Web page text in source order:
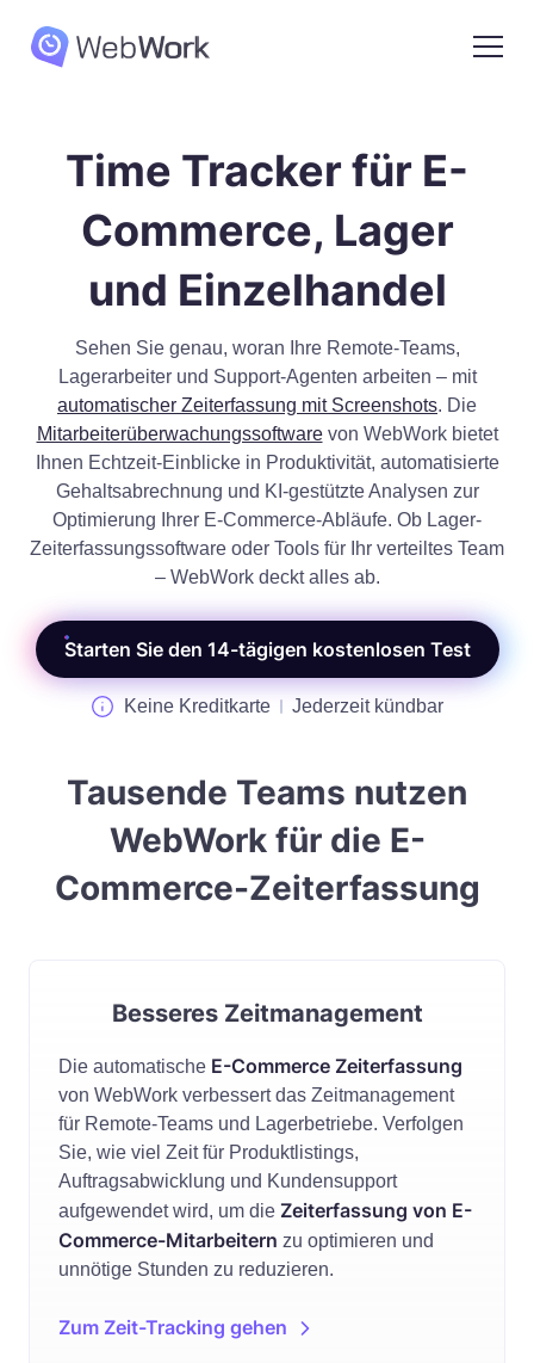
Time Tracker für E-
Commerce, Lager
und Einzelhandel
Sehen Sie genau, woran Ihre Remote-Teams,
Lagerarbeiter und Support-Agenten arbeiten – mit
automatischer Zeiterfassung mit Screenshots. Die
Mitarbeiterüberwachungssoftwarevon WebWork bietet
Ihnen Echtzeit-Einblicke in Produktivität, automatisierte
Gehaltsabrechnung und KI-gestützte Analysen zur
Optimierung Ihrer E-Commerce-Abläufe. Ob Lager-
Zeiterfassungssoftware oder Tools für Ihr verteiltes Team
– WebWork deckt alles ab.
Starten Sie den 14-tägigen kostenlosen Test
Keine Kreditkarte Jederzeit kündbar
Tausende Teams nutzen
WebWork für die E-
Commerce-Zeiterfassung
Besseres Zeitmanagement
Die automatische E-Commerce Zeiterfassung
von WebWork verbessert das Zeitmanagement
für Remote-Teams und Lagerbetriebe. Verfolgen
Sie, wie viel Zeit für Produktlistings,
Auftragsabwicklung und Kundensupport
aufgewendet wird, um die Zeiterfassung von E-
Commerce-Mitarbeitern zu optimieren und
unnötige Stunden zu reduzieren.
Zum Zeit-Tracking gehen